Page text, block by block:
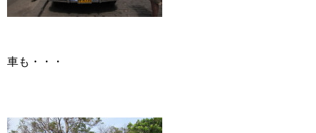
車も・・・